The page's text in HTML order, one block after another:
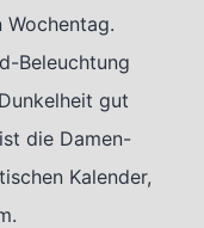
Beleuchtung
gut
die Damen-
Kalender,